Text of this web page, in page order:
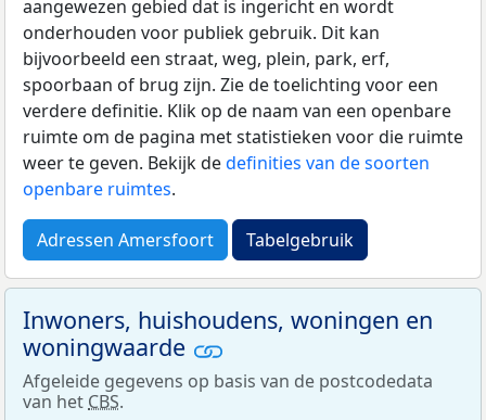
aangewezen gebied dat is ingericht en wordt
onderhouden voor publiek gebruik. Dit kan
bijvoorbeeld een straat, weg, plein, park, erf,
spoorbaan of brug zijn. Zie de toelichting voor een
verdere definitie. Klik op de naam van een openbare
ruimte om de pagina met statistieken voor die ruimte
weer te geven. Bekijk dedefinities van de soorten
openbare ruimtes.
Adressen Amersfoort Tabelgebruik
Inwoners, huishoudens, woningen en
woningwaarde
Afgeleide gegevens op basis van de postcodedata
van het CBS.